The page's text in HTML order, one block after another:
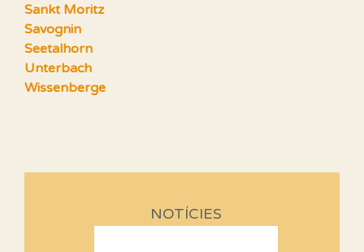
Sankt Moritz
Savognin
Seetalhorn
Unterbach
Wissenberge
NOTÍCIES